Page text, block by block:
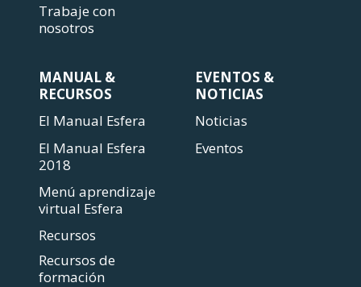
Trabaje con
nosotros
MANUAL &
RECURSOS
El Manual Esfera
El Manual Esfera
2018
Menú aprendizaje
virtual Esfera
Recursos
Recursos de
formación
EVENTOS &
NOTICIAS
Noticias
Eventos